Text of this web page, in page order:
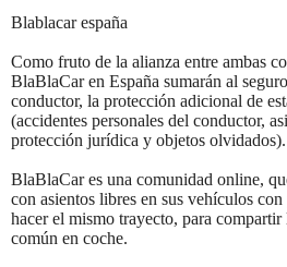
Blablacar españa
Como fruto de la alianza entre ambas
BlaBlaCar en España sumarán al
conductor, la protección adicional de
(accidentes personales del conductor,
protección jurídica y objetos olvidados).
BlaBlaCar es una comunidad online,
con asientos libres en sus vehículos con
hacer el mismo trayecto, para compartir
común en coche.